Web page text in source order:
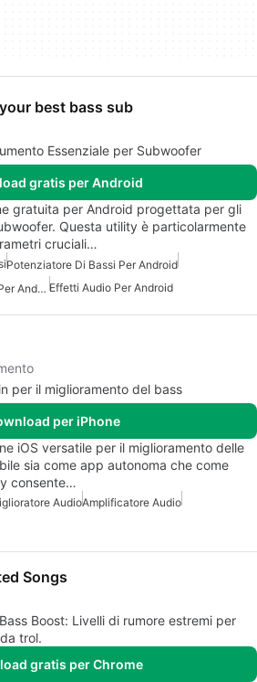
best bass sub
Essenziale per Subwoofer
gratis per Android
gratuita per Android progettata per gli
Questa utility è particolarmente
cruciali…
Potenziatore Di Bassi Per Android
Equalizzatore Audio Gratuito Per Android Effetti Audio Per Android
per il miglioramento del bass
per iPhone
iOS versatile per il miglioramento delle
sia come app autonoma che come
consente…
AudioAmplificatore Audio
Songs
Boost: Livelli di rumore estremi per
trol.
gratis per Chrome